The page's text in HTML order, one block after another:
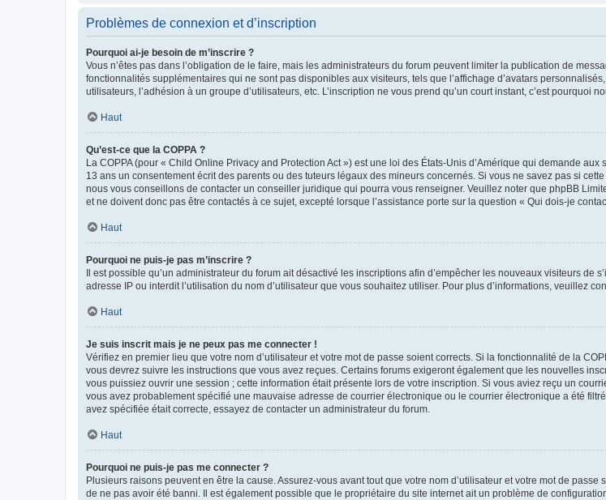
Problèmes de connexion et d’inscription
Pourquoi ai-je besoin de m’inscrire ?
Vous n’êtes pas dans l’obligation de le faire, mais les administrateurs du forum peuvent limiter la publication de
fonctionnalités supplémentaires qui ne sont pas disponibles aux visiteurs, tels que l’affichage d’avatars
utilisateurs, l’adhésion à un groupe d’utilisateurs, etc. L’inscription ne vous prend qu’un court instant, c’est pourquoi
Haut
Qu’est-ce que la COPPA ?
La COPPA (pour « Child Online Privacy and Protection Act ») est une loi des États-Unis d’Amérique qui demande
13 ans un consentement écrit des parents ou des tuteurs légaux des mineurs concernés. Si vous ne savez pas si
nous vous conseillons de contacter un conseiller juridique qui pourra vous renseigner. Veuillez noter que phpBB
et ne doivent donc pas être contactés à ce sujet, excepté lorsque l’assistance porte sur la question « Qui dois-je
Haut
Pourquoi ne puis-je pas m’inscrire ?
Il est possible qu’un administrateur du forum ait désactivé les inscriptions afin d’empêcher les nouveaux visiteurs de
adresse IP ou interdit l’utilisation du nom d’utilisateur que vous souhaitez utiliser. Pour plus d’informations, veuillez
Haut
Je suis inscrit mais je ne peux pas me connecter !
Vérifiez en premier lieu que votre nom d’utilisateur et votre mot de passe soient corrects. Si la fonctionnalité de la
vous devrez suivre les instructions que vous avez reçues. Certains forums exigeront également que les nouvelles
vous puissiez ouvrir une session ; cette information était présente lors de votre inscription. Si vous aviez reçu un
vous avez probablement spécifié une mauvaise adresse de courrier électronique ou le courrier électronique a été
avez spécifiée était correcte, essayez de contacter un administrateur du forum.
Haut
Pourquoi ne puis-je pas me connecter ?
Plusieurs raisons peuvent en être la cause. Assurez-vous avant tout que votre nom d’utilisateur et votre mot de
de ne pas avoir été banni. Il est également possible que le propriétaire du site internet ait un problème de